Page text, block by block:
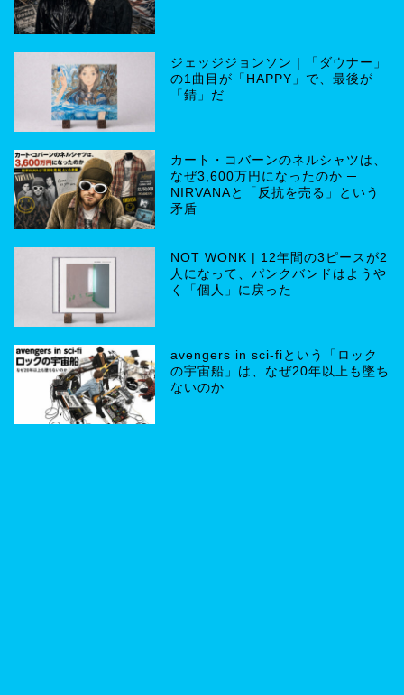
ジェッジジョンソン | 「ダウナー」
の1曲目が「HAPPY」で、最後が
「錆」だ
カート・コバーンのネルシャツは、
なぜ3,600万円になったのか ─
NIRVANAと「反抗を売る」という
矛盾
NOT WONK | 12年間の3ピースが2
人になって、パンクバンドはようや
く「個人」に戻った
avengers in sci-fiという「ロック
の宇宙船」は、なぜ20年以上も墜ち
ないのか